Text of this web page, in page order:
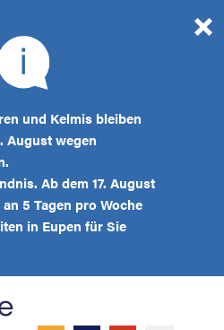
und Kelmis bleiben
August wegen
Ab dem 17. August
5 Tagen pro Woche
in Eupen für Sie